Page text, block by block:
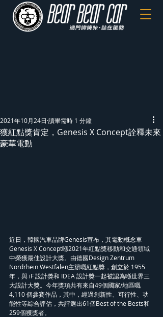
獲紅點獎肯定，Genesis X Concept詮釋未來
豪華電動
2021年10月24日 讀畢需時 1 分鐘
近日，韓國汽車品牌Genesis宣布，其電動概念車
Genesis X Concept喺2021年紅點獎移動和交通領域
中榮獲最佳設計大獎。由德國Design Zentrum
Nordrhein Westfalen主辦嘅紅點獎，創立於 1955
年，與 iF 設計獎和 IDEA 設計獎一起被認為喺世界三
大設計大獎。今年獎項共有來自49個國家/地區嘅
4,110 個參賽作品，其中，經過創新性、可行性、功
能性等綜合評估，共評選出61個Best of the Bests和
259個獲獎者。